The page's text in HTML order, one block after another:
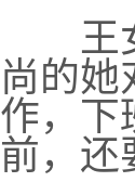
王
尚的她
作，下
前，还